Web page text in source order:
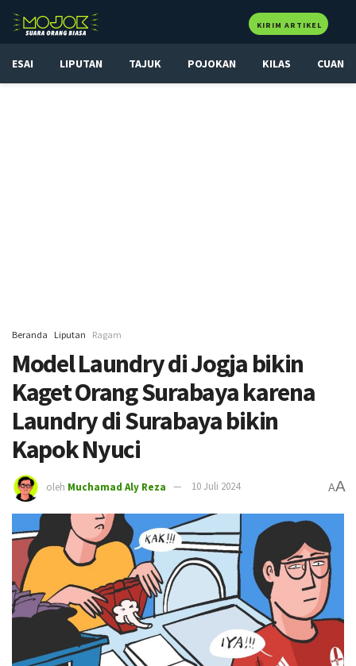
KIRIM ARTIKEL
ESAI LIPUTAN TAJUK POJOKAN KILAS CUAN
Beranda Liputan Ragam
Model Laundry di Jogja bikin
Kaget Orang Surabaya karena
Laundry di Surabaya bikin
Kapok Nyuci
oleh Muchamad Aly Reza 10 Juli 2024 AA